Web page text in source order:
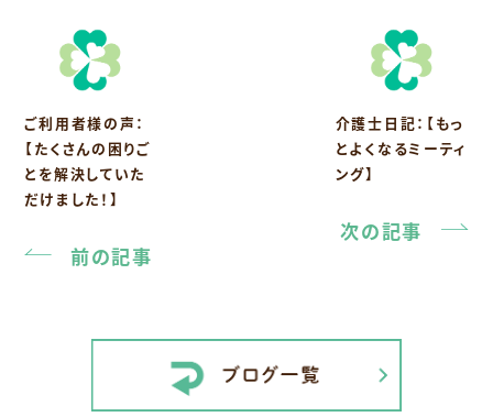
ご利用者様の声：
【たくさんの困りご
とを解決していた
だけました！】
前の記事
介護士日記：【もっ
とよくなるミーティ
ング】
次の記事